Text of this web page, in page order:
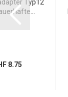
Typ12
8.75